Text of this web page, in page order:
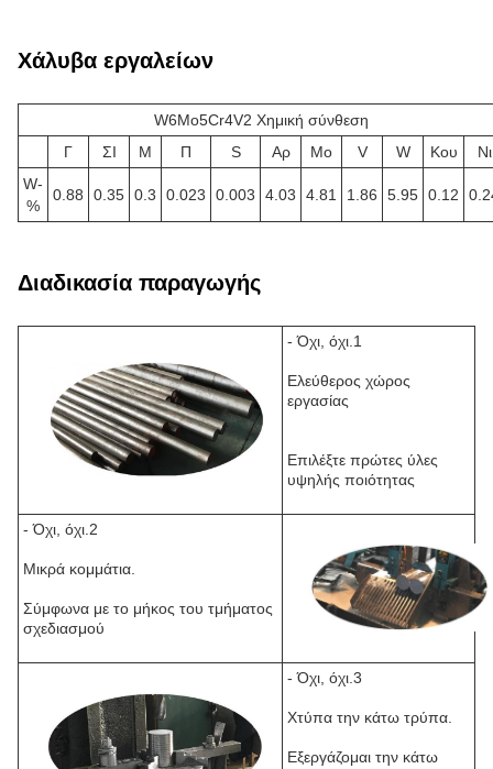
Χάλυβα εργαλείων
W6Mo5Cr4V2 Χημική σύνθεση
Γ
ΣΙ Μ Π S Αρ Μo V W Κου
Νι
W-
%
0.88 0.35 0.3 0.023 0.003 4.03 4.81 1.86 5.95 0.12
Διαδικασία παραγωγής
- Όχι, όχι.1
Ελεύθερος χώρος
εργασίας
Επιλέξτε πρώτες ύλες
υψηλής ποιότητας
- Όχι, όχι.2
Μικρά κομμάτια.
Σύμφωνα με το μήκος του τμήματος
σχεδιασμού
- Όχι, όχι.3
Χτύπα την κάτω τρύπα.
Εξεργάζομαι την κάτω